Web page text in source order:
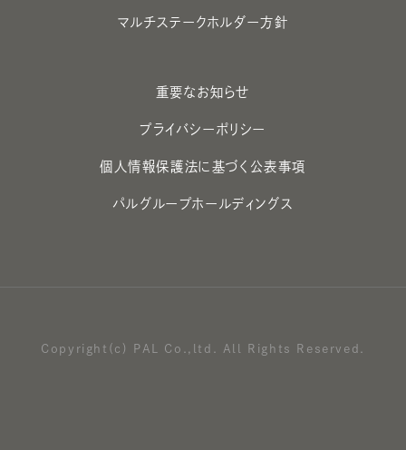
マルチステークホルダー方針
重要なお知らせ
プライバシーポリシー
個人情報保護法に基づく公表事項
パルグループホールディングス
Copyright(c) PAL Co.,ltd. All Rights Reserved.